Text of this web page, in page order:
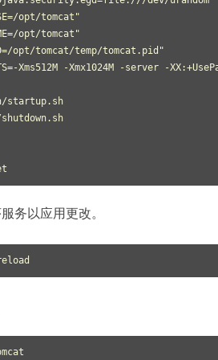
opt/tomcat"
opt/tomcat"
opt/tomcat/temp/tomcat.pid"
Xms512M -Xmx1024M -server -
startup.sh
务以应用更改。